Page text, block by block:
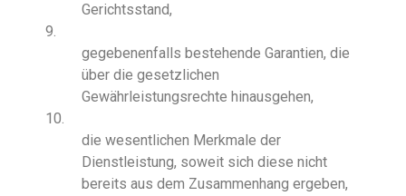
Gerichtsstand,
9.
gegebenenfalls bestehende Garantien, die
über die gesetzlichen
Gewährleistungsrechte hinausgehen,
10.
die wesentlichen Merkmale der
Dienstleistung, soweit sich diese nicht
bereits aus dem Zusammenhang ergeben,